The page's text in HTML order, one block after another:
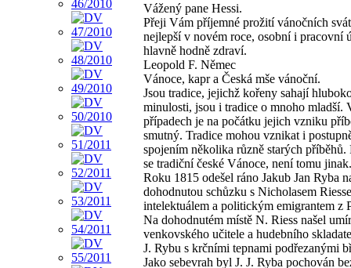
Vážený pane Hessi.
Přeji Vám příjemné prožití vánočních
nejlepší v novém roce, osobní i pracovní
hlavně hodně zdraví.
Leopold F. Němec
Vánoce, kapr a Česká mše vánoční.
Jsou tradice, jejichž kořeny sahají
minulosti, jsou i tradice o mnoho mladší.
případech je na počátku jejich vzniku
smutný. Tradice mohou vznikat i
spojením několika různě starých příběhů.
se tradiční české Vánoce, není tomu jinak.
Roku 1815 odešel ráno Jakub Jan Ryba
dohodnutou schůzku s Nicholasem
intelektuálem a politickým emigrantem z
Na dohodnutém místě N. Riess našel
venkovského učitele a hudebního
J. Rybu s krčními tepnami podřezanými
Jako sebevrah byl J. J. Ryba pochován